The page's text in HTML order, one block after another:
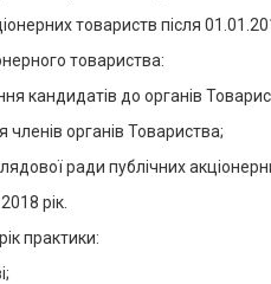
товариств після
товариства:
кандидатів до органів
органів Товариства;
ради публічних
рік.
практики: